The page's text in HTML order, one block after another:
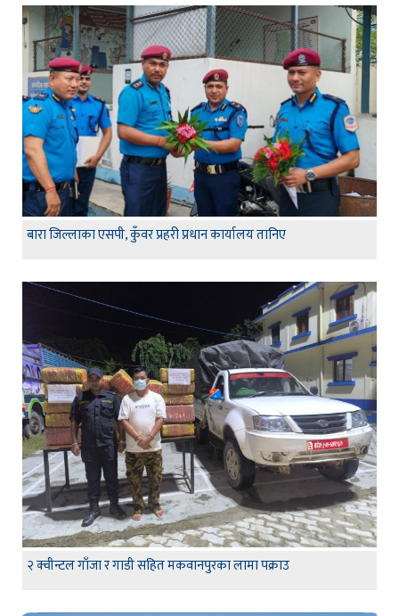
बारा जिल्लाका एसपी, कुँवर प्रहरी प्रधान कार्यालय तानिए
२ क्वीन्टल गाँजा र गाडी सहित मकवानपुरका लामा पक्राउ